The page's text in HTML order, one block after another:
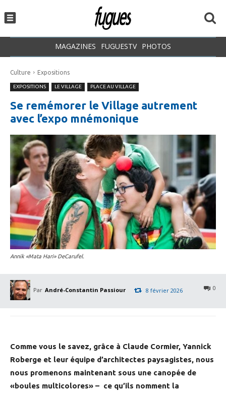
MAGAZINES FUGUESTV PHOTOS
Culture Expositions
EXPOSITIONS LE VILLAGE PLACE AU VILLAGE
Se remémorer le Village autrement
avec l’expo mnémonique
Annik «Mata Hari» DeCarufel.
Par André-Constantin Passiour 0
8 février 2026
Comme vous le savez, grâce à Claude Cormier, Yannick
Roberge et leur équipe d’architectes paysagistes, nous
nous promenons maintenant sous une canopée de
«boules multicolores» – ce qu’ils nomment la